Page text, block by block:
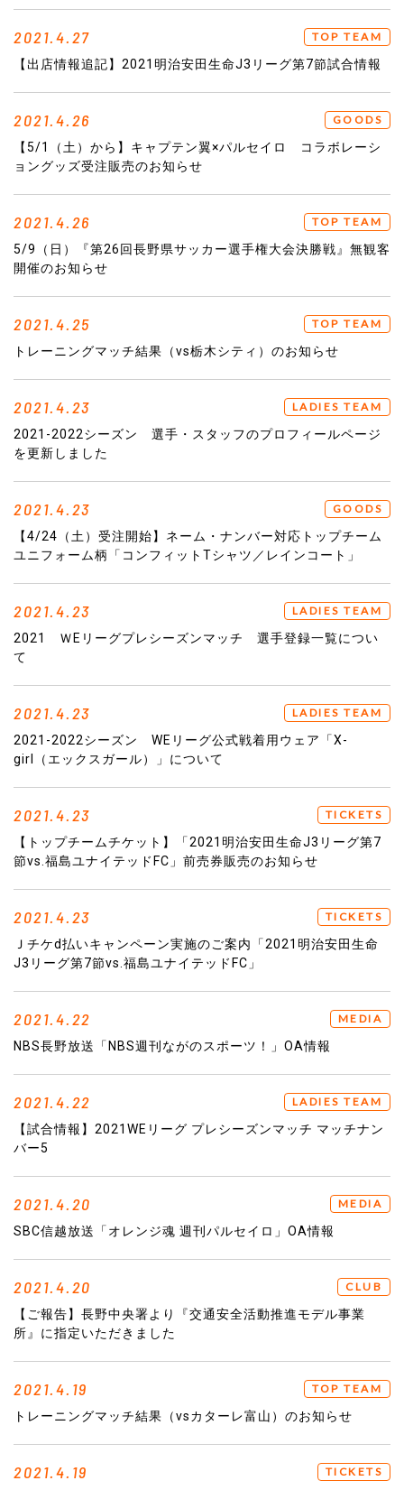
2021.4.27 TOP TEAM
【出店情報追記】2021明治安田生命J3リーグ第7節試合情報
2021.4.26 GOODS
【5/1（土）から】キャプテン翼×パルセイロ コラボレーシ
ョングッズ受注販売のお知らせ
2021.4.26 TOP TEAM
5/9（日）『第26回長野県サッカー選手権大会決勝戦』無観客
開催のお知らせ
2021.4.25 TOP TEAM
トレーニングマッチ結果（vs栃木シティ）のお知らせ
2021.4.23 LADIES TEAM
2021-2022シーズン 選手・スタッフのプロフィールページ
を更新しました
2021.4.23 GOODS
【4/24（土）受注開始】ネーム・ナンバー対応トップチーム
ユニフォーム柄「コンフィットTシャツ／レインコート」
2021.4.23 LADIES TEAM
2021 ＷEリーグプレシーズンマッチ 選手登録一覧につい
て
2021.4.23 LADIES TEAM
2021-2022シーズン WEリーグ公式戦着用ウェア「X-
girl（エックスガール）」について
2021.4.23 TICKETS
【トップチームチケット】「2021明治安田生命J3リーグ第7
節vs.福島ユナイテッドFC」前売券販売のお知らせ
2021.4.23 TICKETS
Ｊチケd払いキャンペーン実施のご案内「2021明治安田生命
J3リーグ第7節vs.福島ユナイテッドFC」
2021.4.22 MEDIA
NBS長野放送「NBS週刊ながのスポーツ！」OA情報
2021.4.22 LADIES TEAM
【試合情報】2021WEリーグ プレシーズンマッチ マッチナン
バー5
2021.4.20 MEDIA
SBC信越放送「オレンジ魂 週刊パルセイロ」OA情報
2021.4.20 CLUB
【ご報告】長野中央署より『交通安全活動推進モデル事業
所』に指定いただきました
2021.4.19 TOP TEAM
トレーニングマッチ結果（vsカターレ富山）のお知らせ
2021.4.19 TICKETS